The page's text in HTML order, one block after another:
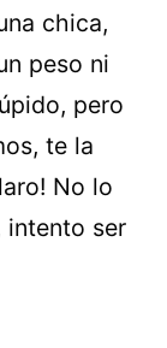
chica,
peso ni
pero
te la
No lo
intento ser